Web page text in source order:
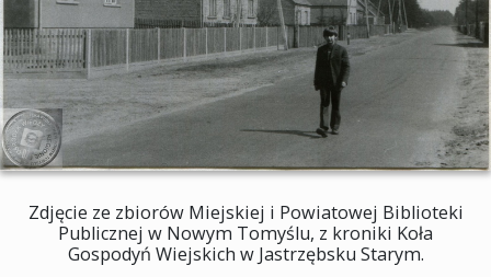
Zdjęcie ze zbiorów Miejskiej i Powiatowej Biblioteki
Publicznej w Nowym Tomyślu, z kroniki Koła
Gospodyń Wiejskich w Jastrzębsku Starym.